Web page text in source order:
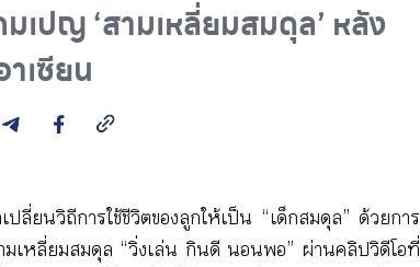
เปญ ‘สามเหลี่ยมสมดุล’ หลัง
เซียน
ลี่ยนวิถีการใช้ชีวิตของลูกให้เป็น “เด็กสมดุล” ด้วยการ
เหลี่ยมสมดุล “วิ่งเล่น กินดี นอนพอ” ผ่านคลิปวิดีโอที่